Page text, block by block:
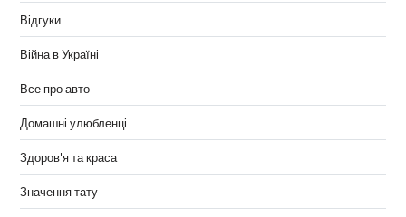
Відгуки
Війна в Україні
Все про авто
Домашні улюбленці
Здоров'я та краса
Значення тату